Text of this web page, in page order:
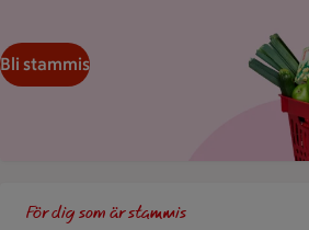
Bli stammis
För dig som är stammis